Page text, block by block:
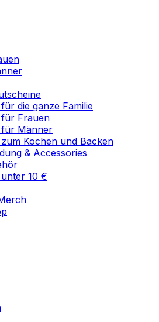
die ganze Familie
Frauen
für Männer
Kochen und Backen
& Accessories
10 €